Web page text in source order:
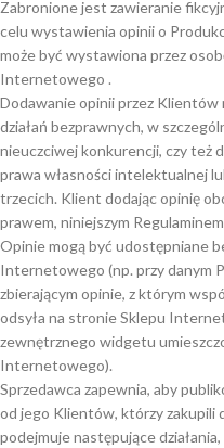
Zabronione jest zawieranie
celu wystawienia opinii o
może być wystawiona przez
Internetowego .
Dodawanie opinii przez
działań bezprawnych, w
nieuczciwej konkurencji, czy też
prawa własności intelektualnej
trzecich. Klient dodając opinię
prawem, niniejszym
Opinie mogą być udostępniane
Internetowego (np. przy danym
zbierającym opinie, z którym
odsyła na stronie Sklepu
zewnętrznego widgetu
Internetowego).
Sprzedawca zapewnia, aby
od jego Klientów, którzy zakupili
podejmuje następujące